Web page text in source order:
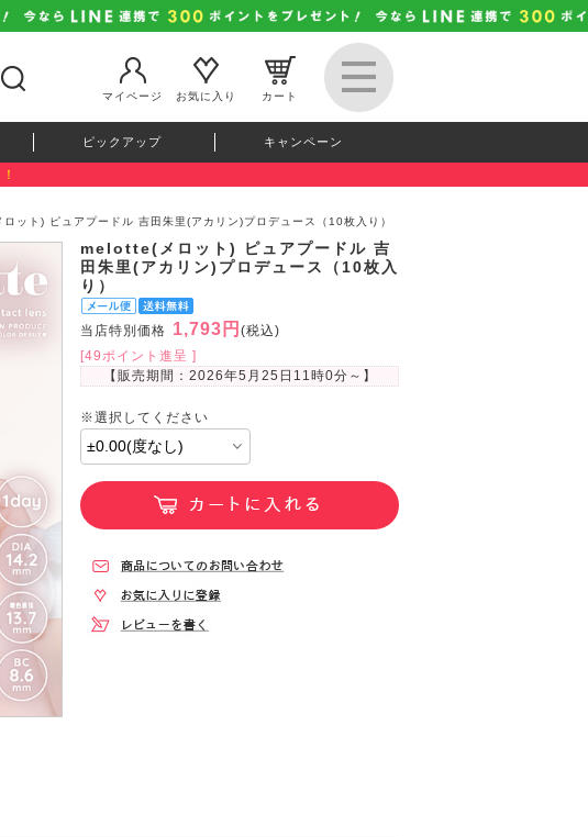
マイページ
お気に入り カート
ピックアップ キャンペーン
ット) ピュアプードル 吉田朱里(アカリン)プロデュース（10枚入り）
melotte(メロット) ピュアプードル 吉
田朱里(アカリン)プロデュース（10枚入
り）
当店特別価格 1,793円 (税込)
[49ポイント進呈 ]
【販売期間： 2026年5月25日11時0分 ～】